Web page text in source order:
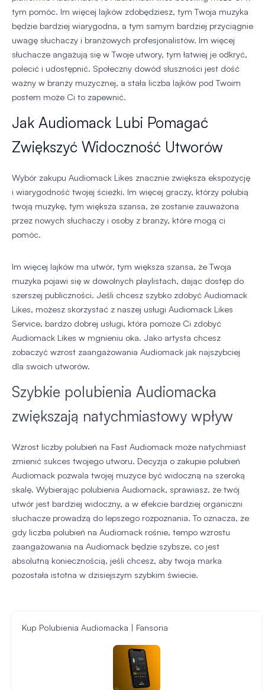
tym pomóc. Im więcej lajków zdobędziesz, tym Twoja muzyka
będzie bardziej wiarygodna, a tym samym bardziej przyciągnie
uwagę słuchaczy i branżowych profesjonalistów. Im więcej
słuchacze angażują się w Twoje utwory, tym łatwiej je odkryć,
polecić i udostępnić. Społeczny dowód słuszności jest dość
ważny w branży muzycznej, a stała liczba lajków pod Twoim
postem może Ci to zapewnić.
Jak Audiomack Lubi Pomagać
Zwiększyć Widoczność Utworów
Wybór zakupu Audiomack Likes znacznie zwiększa ekspozycję
i wiarygodność twojej ścieżki. Im więcej graczy, którzy polubią
twoją muzykę, tym większa szansa, że zostanie zauważona
przez nowych słuchaczy i osoby z branży, które mogą ci
pomóc.
Im więcej lajków ma utwór, tym większa szansa, że Twoja
muzyka pojawi się w dowolnych playlistach, dając dostęp do
szerszej publiczności. Jeśli chcesz szybko zdobyć Audiomack
Likes, możesz skorzystać z naszej usługi Audiomack Likes
Service, bardzo dobrej usługi, która pomoże Ci zdobyć
Audiomack Likes w mgnieniu oka. Jako artysta chcesz
zobaczyć wzrost zaangażowania Audiomack jak najszybciej
dla swoich utworów.
Szybkie polubienia Audiomacka
zwiększają natychmiastowy wpływ
Wzrost liczby polubień na Fast Audiomack może natychmiast
zmienić sukces twojego utworu. Decyzja o zakupie polubień
Audiomack pozwala twojej muzyce być widoczną na szeroką
skalę. Wybierając polubienia Audiomack, sprawiasz, że twój
utwór jest bardziej widoczny, a w efekcie bardziej organiczni
słuchacze prowadzą do lepszego rozpoznania. To oznacza, że
gdy liczba polubień na Audiomack rośnie, tempo wzrostu
zaangażowania na Audiomack będzie szybsze, co jest
absolutną koniecznością, jeśli chcesz, aby twoja marka
pozostała istotna w dzisiejszym szybkim świecie.
Kup Polubienia Audiomacka | Fansoria